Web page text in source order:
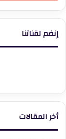
إنضم لقناتنا
أخر المقالات